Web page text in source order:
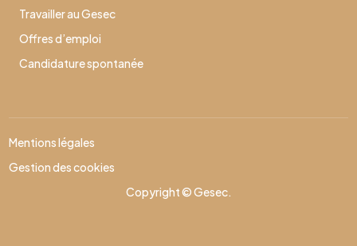
Travailler au Gesec
Offres d’emploi
Candidature spontanée
Copyright © Gesec.
Mentions légales
Gestion des cookies